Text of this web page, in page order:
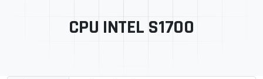
CPU INTEL S1700